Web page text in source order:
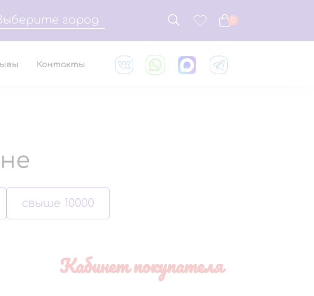
город 0
Контакты
свыше 10000
Кабинет покупателя